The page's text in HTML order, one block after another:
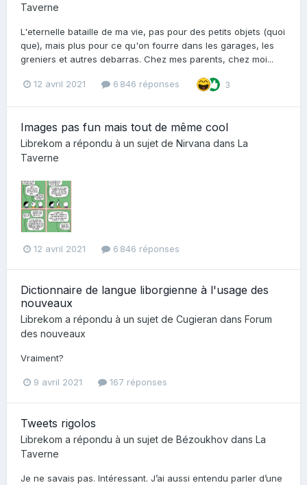
Taverne
L'eternelle bataille de ma vie, pas pour des petits objets (quoi
que), mais plus pour ce qu'on fourre dans les garages, les
greniers et autres debarras. Chez mes parents, chez moi...
12 avril 2021 6 846 réponses 3
Images pas fun mais tout de même cool
Librekom a répondu à un sujet de Nirvana dans La
Taverne
12 avril 2021 6 846 réponses
Dictionnaire de langue liborgienne à l'usage des
nouveaux
Librekom a répondu à un sujet de Cugieran dans Forum
des nouveaux
Vraiment?
9 avril 2021 167 réponses
Tweets rigolos
Librekom a répondu à un sujet de Bézoukhov dans La
Taverne
Je ne savais pas. Intéressant. J’ai aussi entendu parler d’une